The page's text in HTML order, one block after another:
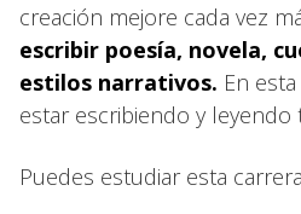
creación mejore cada vez
escribir poesía, novela,
estilos narrativos. En
estar escribiendo y
Puedes estudiar esta